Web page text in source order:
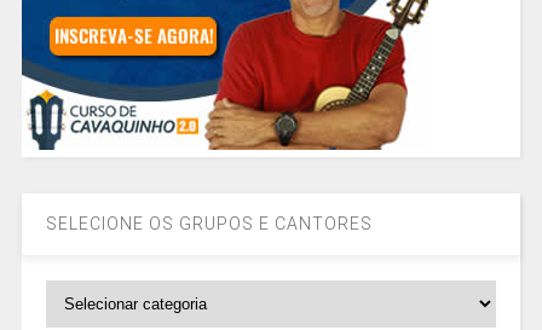
SELECIONE OS GRUPOS E CANTORES
SELECIONE